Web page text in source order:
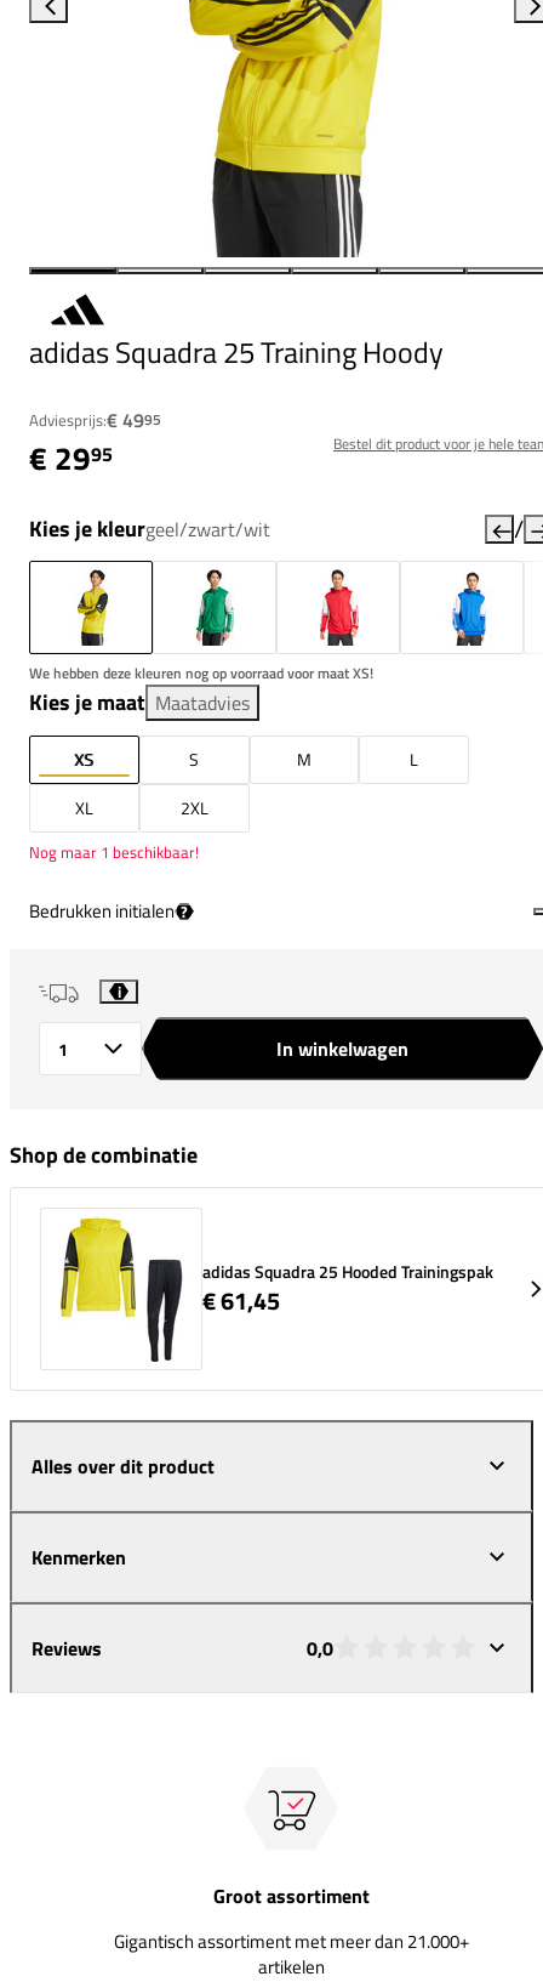
adidas Squadra 25 Training Hoody
Adviesprijs:€ 4995
€ 2995 Bestel dit product voor je hele
Kies je kleurgeel/zwart/wit /
We hebben deze kleuren nog op voorraad voor maat XS!
Kies je maat Maatadvies
XS S M
L
XL
2XL
Nog maar 1 beschikbaar!
Bedrukken initialen ?
i
In winkelwagen
Shop de combinatie
adidas Squadra 25 Hooded Trainingspak
€ 61,45
Alles over dit product
Kenmerken
Reviews 0,0
Groot assortiment
Gigantisch assortiment met meer dan 21.000+
artikelen